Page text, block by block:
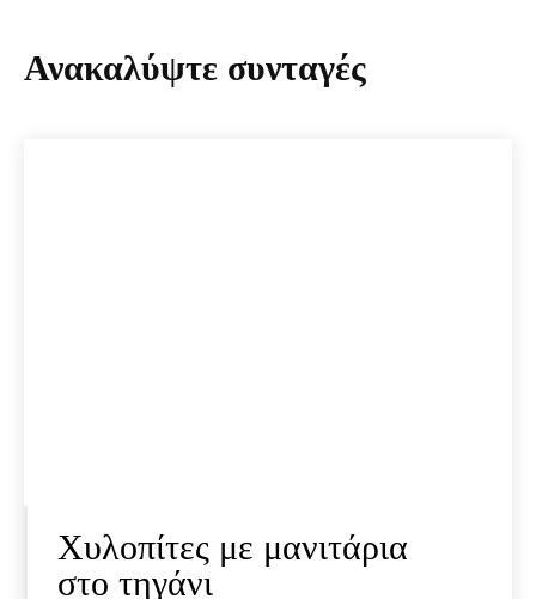
Ανακαλύψτε συνταγές
Χυλοπίτες με μανιτάρια
στο τηγάνι